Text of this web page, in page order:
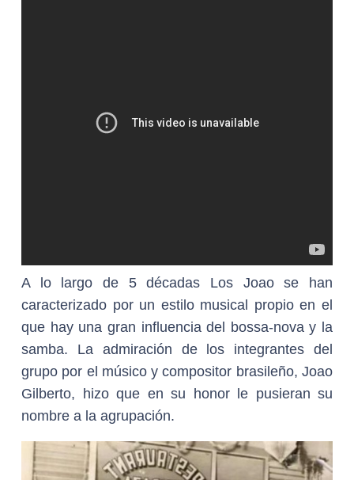
A lo largo de 5 décadas Los Joao se han
caracterizado por un estilo musical propio en el
que hay una gran influencia del bossa-nova y la
samba. La admiración de los integrantes del
grupo por el músico y compositor brasileño, Joao
Gilberto, hizo que en su honor le pusieran su
nombre a la agrupación.